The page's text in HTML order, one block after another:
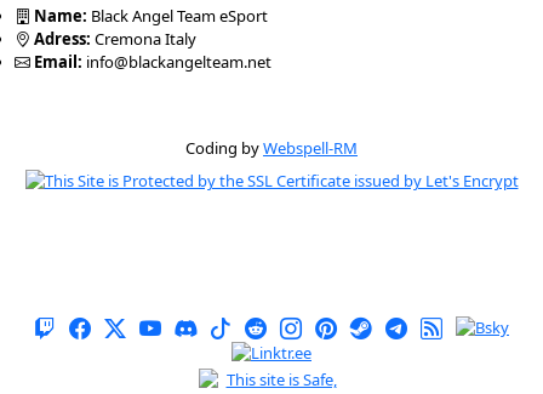
Name: Black Angel Team eSport
Adress: Cremona Italy
Email: info@blackangelteam.net
Coding byWebspell-RM